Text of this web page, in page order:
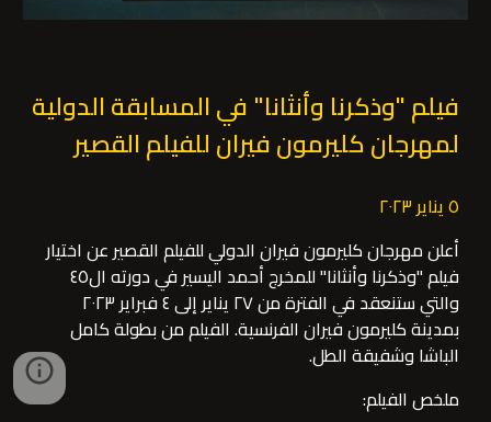
فيلم "وذكرنا وأنثانا" في المسابقة الدولية
لمهرجان كليرمون فيران للفيلم القصير
٥ يناير ٢٠٢٣
أعلن مهرجان كليرمون فيران الدولي للفيلم القصير عن اختيار
فيلم "وذكرنا وأنثانا" للمخرج أحمد اليسير في دورته ال٤٥
والتي ستنعقد في الفترة من ٢٧ يناير إلى ٤ فبراير ٢٠٢٣
بمدينة كليرمون فيران الفرنسية. الفيلم من بطولة كامل
الباشا وشفيقة الطل.
ملخص الفيلم: